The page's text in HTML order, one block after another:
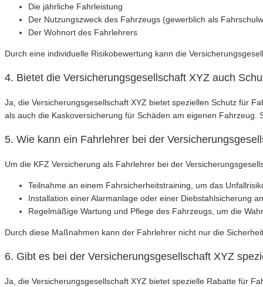
Die jährliche Fahrleistung
Der Nutzungszweck des Fahrzeugs (gewerblich als
Der Wohnort des Fahrlehrers
Durch eine individuelle Risikobewertung kann die
4. Bietet die Versicherungsgesellschaft XYZ auch
Ja, die Versicherungsgesellschaft XYZ bietet speziellen Schutz für
als auch die Kaskoversicherung für Schäden am eigenen
5. Wie kann ein Fahrlehrer bei der
Um die KFZ Versicherung als Fahrlehrer bei der
Teilnahme an einem Fahrsicherheitstraining, um das
Installation einer Alarmanlage oder einer Diebstahlsicherung
Regelmäßige Wartung und Pflege des Fahrzeugs, um die
Durch diese Maßnahmen kann der Fahrlehrer nicht nur die
6. Gibt es bei der Versicherungsgesellschaft XYZ
Ja, die Versicherungsgesellschaft XYZ bietet spezielle Rabatte für